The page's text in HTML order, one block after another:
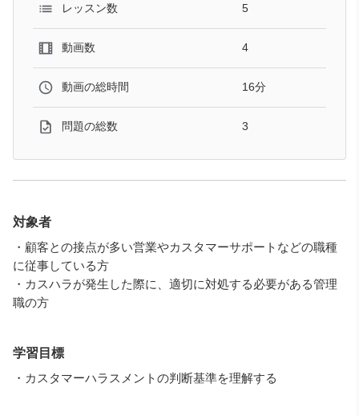
レッスン数 5
動画数 4
動画の総時間 16分
問題の総数 3
対象者
・顧客との接点が多い営業やカスタマーサポートなどの職種
に従事している方
・カスハラが発生した際に、適切に対処する必要がある管理
職の方
学習目標
・カスタマーハラスメントの判断基準を理解する